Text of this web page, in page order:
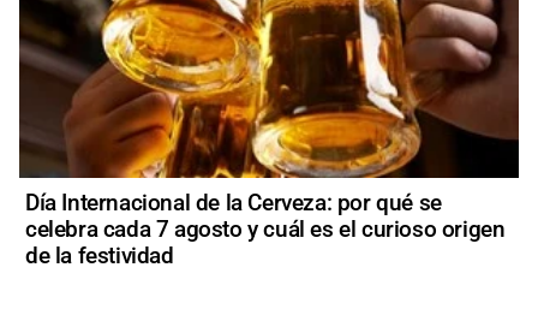
Día Internacional de la Cerveza: por qué se
celebra cada 7 agosto y cuál es el curioso origen
de la festividad